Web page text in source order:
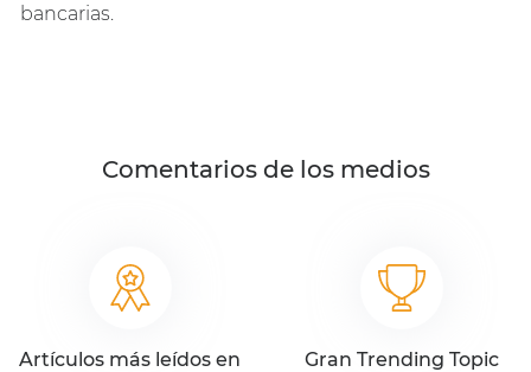
bancarias.
Comentarios de los medios
Artículos más leídos en
Gran Trending Topic